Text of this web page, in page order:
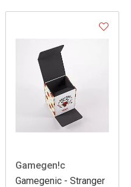
Gamegen!c
Gamegenic - Stranger